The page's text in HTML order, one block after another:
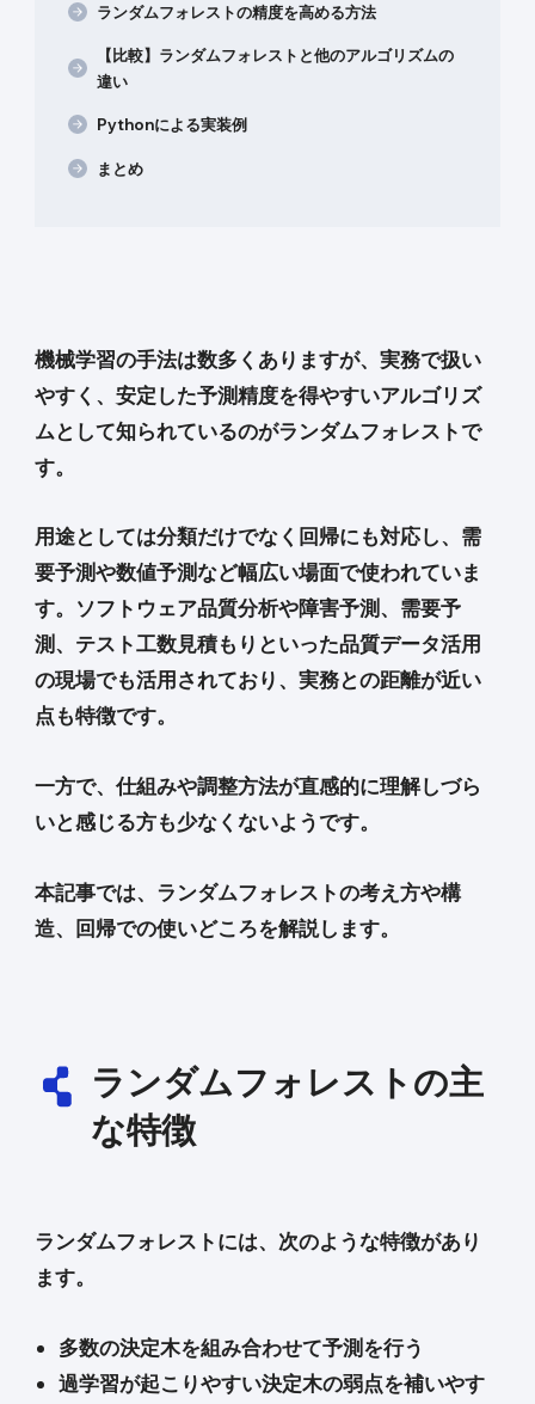
ランダムフォレストの精度を高める方法
【比較】ランダムフォレストと他のアルゴリズムの
違い
Pythonによる実装例
まとめ
機械学習の手法は数多くありますが、実務で扱い
やすく、安定した予測精度を得やすいアルゴリズ
ムとして知られているのがランダムフォレストで
す。
用途としては分類だけでなく回帰にも対応し、需
要予測や数値予測など幅広い場面で使われていま
す。ソフトウェア品質分析や障害予測、需要予
測、テスト工数見積もりといった品質データ活用
の現場でも活用されており、実務との距離が近い
点も特徴です。
一方で、仕組みや調整方法が直感的に理解しづら
いと感じる方も少なくないようです。
本記事では、ランダムフォレストの考え方や構
造、回帰での使いどころを解説します。
ランダムフォレストの主
な特徴
ランダムフォレストには、次のような特徴があり
ます。
多数の決定木を組み合わせて予測を行う
過学習が起こりやすい決定木の弱点を補いやす